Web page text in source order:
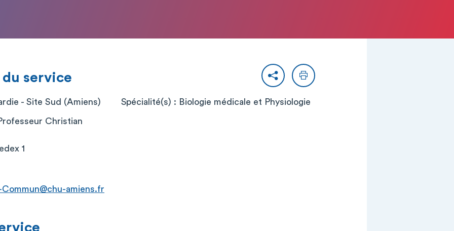
PartagerImprimer
service
- Site Sud (Amiens)
Christian
1
amiens.fr
Spécialité(s) : Biologie médicale et Physiologie